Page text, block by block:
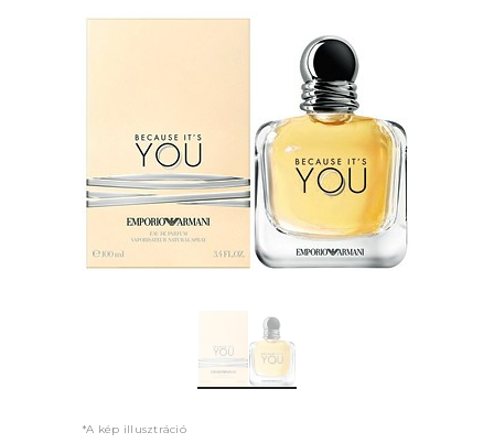
*A kép illusztráció